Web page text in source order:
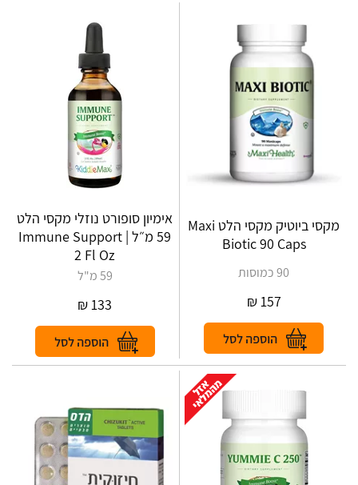
מקסי ביוטיק מקסי הלט Maxi
Biotic 90 Caps
90 כמוסות
157
₪
אימיון סופורט נוזלי מקסי הלט
59 מ״ל | Immune Support
2 Fl Oz
59 מ"ל
133
₪